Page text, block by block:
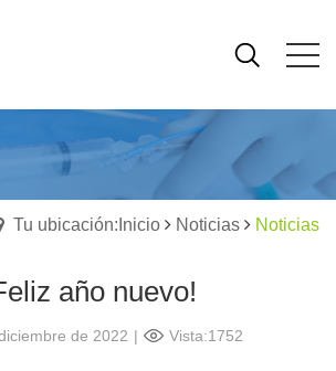
Tu ubicación:Inicio Noticias Noticias
año nuevo!
de 2022 | Vista:1752